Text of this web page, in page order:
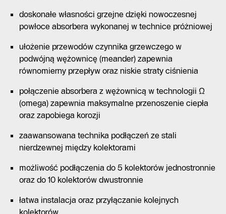
doskonałe własności grzejne dzięki nowoczesnej
powłoce absorbera wykonanej w technice próżniowej
ułożenie przewodów czynnika grzewczego w
podwójną wężownicę (meander) zapewnia
równomierny przepływ oraz niskie straty ciśnienia
połączenie absorbera z wężownicą w technologii Ω
(omega) zapewnia maksymalne przenoszenie ciepła
oraz zapobiega korozji
zaawansowana technika podłączeń ze stali
nierdzewnej między kolektorami
możliwość podłączenia do 5 kolektorów jednostronnie
oraz do 10 kolektorów dwustronnie
łatwa instalacja oraz przyłączanie kolejnych